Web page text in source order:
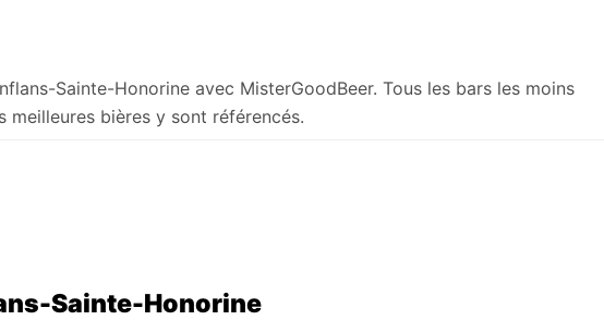
Sainte-Honorine avec MisterGoodBeer. Tous les bars les moins
meilleures bières y sont référencés.
Sainte-Honorine